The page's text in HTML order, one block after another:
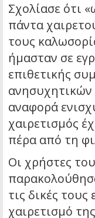
Σχολίασε ότι
πάντα
τους
ήμασταν σε
επιθετικής
ανησυχητικών
αναφορά
χαιρετισμός
πέρα από τη
Οι χρήστες
τις δικές τους
χαιρετισμό